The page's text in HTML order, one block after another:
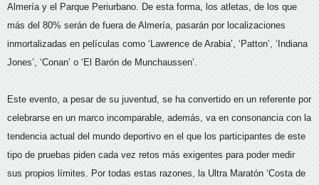
Almería y el Parque Periurbano. De esta forma, los atletas, de los que
más del 80% serán de fuera de Almería, pasarán por localizaciones
inmortalizadas en películas como ‘Lawrence de Arabia’, ‘Patton’, ‘Indiana
Jones’, ‘Conan’ o ‘El Barón de Munchaussen’.
Este evento, a pesar de su juventud, se ha convertido en un referente por
celebrarse en un marco incomparable, además, va en consonancia con la
tendencia actual del mundo deportivo en el que los participantes de este
tipo de pruebas piden cada vez retos más exigentes para poder medir
sus propios límites. Por todas estas razones, la Ultra Maratón ‘Costa de